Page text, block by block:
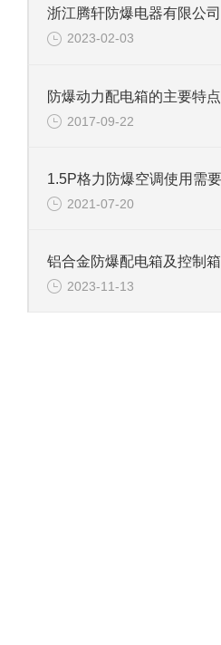
2023-02-03
防爆动力配电箱的主要特点
2017-09-22
2021-07-20
2023-11-13